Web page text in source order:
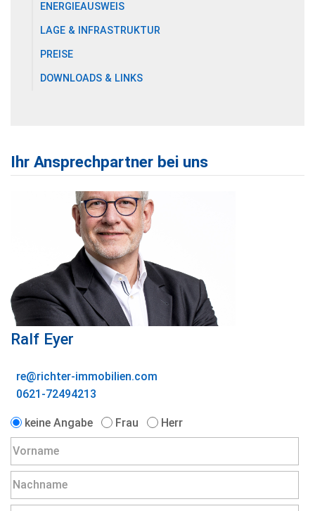
ENERGIEAUSWEIS
LAGE & INFRASTRUKTUR
PREISE
DOWNLOADS & LINKS
Ihr Ansprechpartner bei uns
Ralf Eyer
re@richter-immobilien.com
0621-72494213
keine Angabe Frau Herr